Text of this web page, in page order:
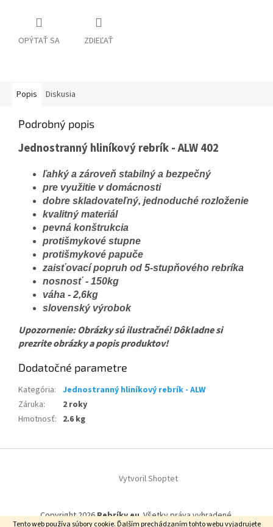
Tento web používa súbory cookie. Ďalším prechádzaním tohto webu vyjadrujete
OPÝTAŤ SA ZDIEĽAŤ
Popis Diskusia
Podrobný popis
Jednostranný hliníkový rebrík - ALW 402
ľahký a zároveň stabilný a bezpečný
pre využitie v domácnosti
dobre skladovateľný, jednoduché rozloženie
kvalitný materiál
pevná konštrukcia
protišmykové stupne
protišmykové papuče
zaisťovací popruh od 5-stupňového rebríka
nosnosť - 150kg
váha - 2,6kg
slovenský výrobok
Upozornenie: Obrázky sú ilustračné! Dôkladne si
prezrite obrázky a popis produktov!
Dodatočné parametre
Kategória: Jednostranný hliníkový rebrík - ALW
Záruka:
2 roky
Hmotnosť: 2.6 kg
Vytvoril Shoptet
Copyright 2026Rebríky.eu. Všetky práva vyhradené.